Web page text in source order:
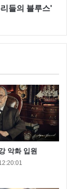
배우 입니다.
들의 블루스'
악화 입원